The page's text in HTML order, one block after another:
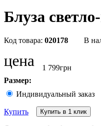
Блуза
020178 В
цена 1 799грн
Размер:
Индивидуальный заказ
Купить Купить в 1 клик